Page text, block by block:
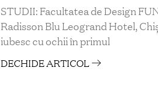
STUDII: Facultatea de Design
Radisson Blu Leogrand Hotel,
iubesc cu ochii în primul
DECHIDE ARTICOL